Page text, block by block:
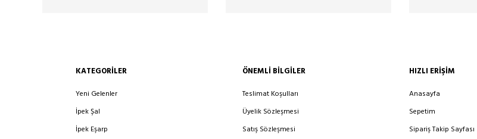
KATEGORILER
Yeni Gelenler
İpek Şal
İpek Eşarp
ÖNEMLI BILGILER
Teslimat Koşulları
Üyelik Sözleşmesi
Satış Sözleşmesi
HIZLI ERIŞIM
Anasayfa
Sepetim
Sipariş Takip Sayfası